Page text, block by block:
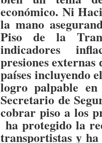
económico. Ni
la mano
Piso de la
indicadores
presiones
países incluyendo
logro palpable
Secretario de
cobrar piso a los
ha protegido la
transportistas y